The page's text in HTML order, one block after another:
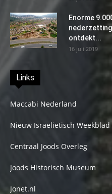
Enorme
ontdekt...
16 juli 2019
Links
Maccabi Nederland
Nieuw Israelietisch Weekblad
Centraal Joods Overleg
Joods Historisch Museum
Jonet.nl